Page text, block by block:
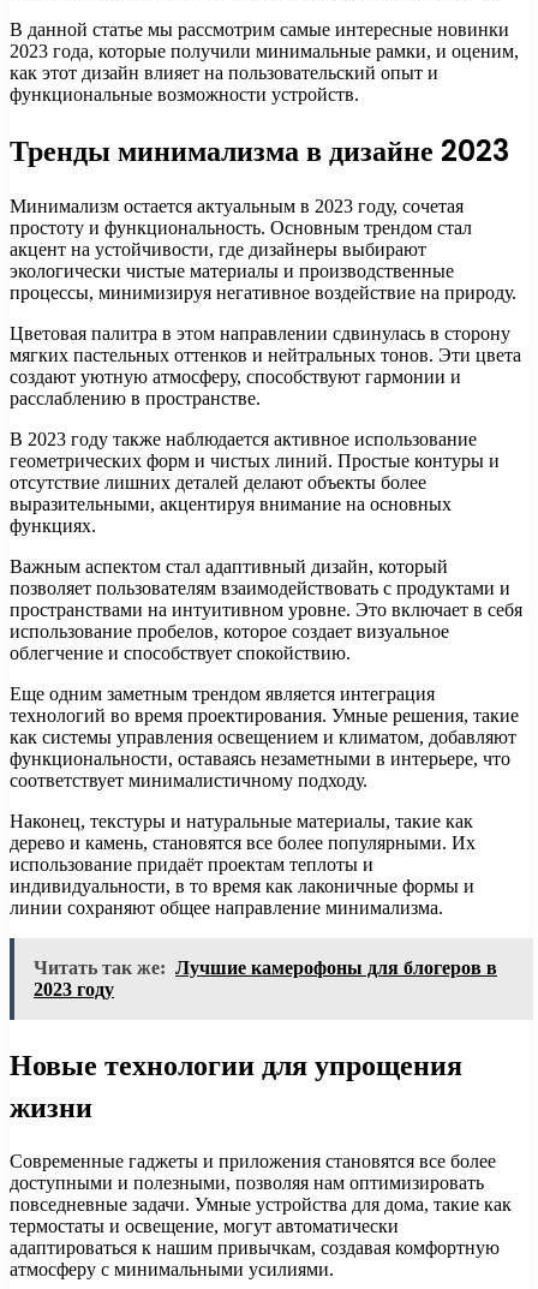
В данной статье мы рассмотрим самые интересные новинки
2023 года, которые получили минимальные рамки, и оценим,
как этот дизайн влияет на пользовательский опыт и
функциональные возможности устройств.
Тренды минимализма в дизайне 2023
Минимализм остается актуальным в 2023 году, сочетая
простоту и функциональность. Основным трендом стал
акцент на устойчивости, где дизайнеры выбирают
экологически чистые материалы и производственные
процессы, минимизируя негативное воздействие на природу.
Цветовая палитра в этом направлении сдвинулась в сторону
мягких пастельных оттенков и нейтральных тонов. Эти цвета
создают уютную атмосферу, способствуют гармонии и
расслаблению в пространстве.
В 2023 году также наблюдается активное использование
геометрических форм и чистых линий. Простые контуры и
отсутствие лишних деталей делают объекты более
выразительными, акцентируя внимание на основных
функциях.
Важным аспектом стал адаптивный дизайн, который
позволяет пользователям взаимодействовать с продуктами и
пространствами на интуитивном уровне. Это включает в себя
использование пробелов, которое создает визуальное
облегчение и способствует спокойствию.
Еще одним заметным трендом является интеграция
технологий во время проектирования. Умные решения, такие
как системы управления освещением и климатом, добавляют
функциональности, оставаясь незаметными в интерьере, что
соответствует минималистичному подходу.
Наконец, текстуры и натуральные материалы, такие как
дерево и камень, становятся все более популярными. Их
использование придаёт проектам теплоты и
индивидуальности, в то время как лаконичные формы и
линии сохраняют общее направление минимализма.
Читать так же: Лучшие камерофоны для блогеров в
2023 году
Новые технологии для упрощения
жизни
Современные гаджеты и приложения становятся все более
доступными и полезными, позволяя нам оптимизировать
повседневные задачи. Умные устройства для дома, такие как
термостаты и освещение, могут автоматически
адаптироваться к нашим привычкам, создавая комфортную
атмосферу с минимальными усилиями.